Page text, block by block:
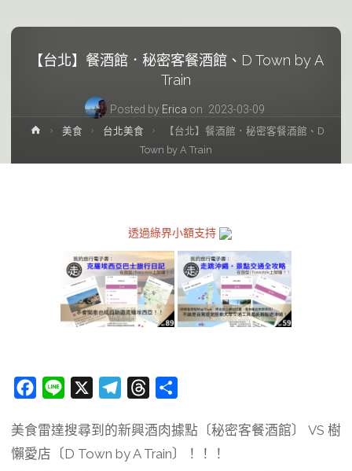
【台北】餐酒館．秘密客餐酒館、D Town by A
Train
Posted by Erica on 2023-03-09
Home美食 台北美食
【台北】餐酒館．秘密客餐酒館、D
Town by A Train
透過綠界小額支持
c
e
n
e
l
e
r
e
美食雷達搜尋到的新興酒肉據點〔秘密客餐酒館〕 VS 樹
懶愛店〔D Town by A Train〕！！！